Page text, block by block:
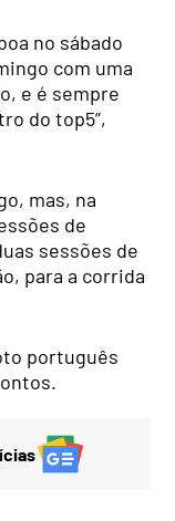
no sábado
com uma
e é sempre
do top5”,
mas, na
de
sessões de
para a corrida
português